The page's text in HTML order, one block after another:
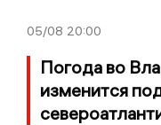
05/08 20:00
Погода во
изменится